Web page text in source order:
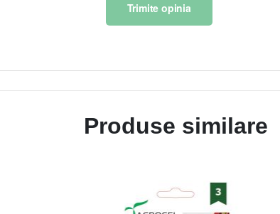
Trimite opinia
Produse similare